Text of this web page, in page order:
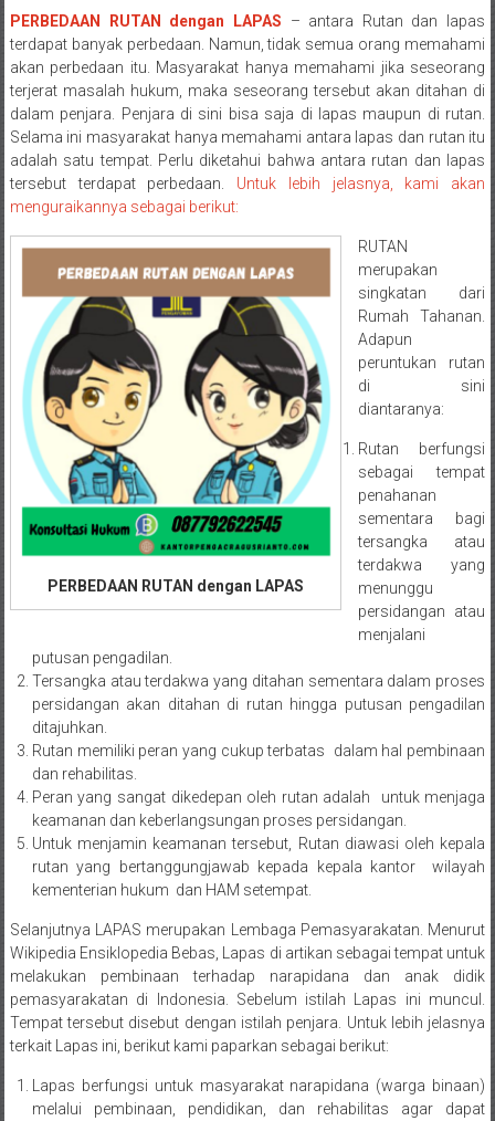
Pengacara
Perceraian/
Advokat
/
Konsultan
Hukum
/
Konsultan
Hukum
Mediator/
Mediasi/
Yogyakarta/Bantul/Sleman/Gunung
Kidul/Wonosari/Wates/Kulonprogo/
Yogyakarta/Jogja/
kalten/Solo/
Purwakarta,
Sukoharjo/
Semarang/
Batang/Brebes/
Purworejo,
Kebumen/Magelang/Temanggung/Mungkid/Demak/
Bekasi/Jakarta
selatan/
Jakarta
Utara/
Jakarta
Pusat/
Karawang/
Lampung
Barat/
Lampung
Timur/Lampung/
Jambi/
Bengkulu/
Medan/
Aceh/
Damasyaraya/
Solok/
Padang
PERBEDAAN RUTAN dengan LAPAS
– antara Rutan dan lapas
terdapat banyak perbedaan. Namun, tidak semua orang memahami
akan perbedaan itu. Masyarakat hanya memahami jika seseorang
terjerat masalah hukum, maka seseorang tersebut akan ditahan di
dalam penjara. Penjara di sini bisa saja di lapas maupun di rutan.
Selama ini masyarakat hanya memahami antara lapas dan rutan itu
adalah satu tempat. Perlu diketahui bahwa antara rutan dan lapas
tersebut terdapat perbedaan. Untuk lebih jelasnya, kami akan
menguraikannya sebagai berikut:
PERBEDAAN RUTAN dengan LAPAS
RUTAN
merupakan
singkatan dari
Rumah Tahanan.
Adapun
peruntukan rutan
di sini
diantaranya:
Rutan berfungsi
sebagai tempat
penahanan
sementara bagi
tersangka atau
terdakwa yang
menunggu
persidangan atau
menjalani
putusan pengadilan.
Tersangka atau terdakwa yang ditahan sementara dalam proses
persidangan akan ditahan di rutan hingga putusan pengadilan
ditajuhkan.
Rutan memiliki peran yang cukup terbatas dalam hal pembinaan
dan rehabilitas.
Peran yang sangat dikedepan oleh rutan adalah untuk menjaga
keamanan dan keberlangsungan proses persidangan.
Untuk menjamin keamanan tersebut, Rutan diawasi oleh kepala
rutan yang bertanggungjawab kepada kepala kantor wilayah
kementerian hukum dan HAM setempat.
Selanjutnya LAPAS merupakan Lembaga Pemasyarakatan. Menurut
Wikipedia Ensiklopedia Bebas, Lapas di artikan sebagai tempat untuk
melakukan pembinaan terhadap narapidana dan anak didik
pemasyarakatan di Indonesia. Sebelum istilah Lapas ini muncul.
Tempat tersebut disebut dengan istilah penjara. Untuk lebih jelasnya
terkait Lapas ini, berikut kami paparkan sebagai berikut:
Lapas berfungsi untuk masyarakat narapidana (warga binaan)
melalui pembinaan, pendidikan, dan rehabilitas agar dapat